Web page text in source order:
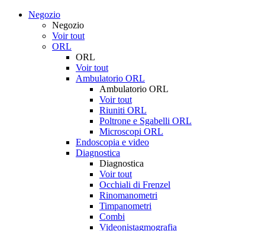
Negozio
Negozio
Voir tout
ORL
ORL
Voir tout
Ambulatorio ORL
Ambulatorio ORL
Voir tout
Riuniti ORL
Poltrone e Sgabelli ORL
Microscopi ORL
Endoscopia e video
Diagnostica
Diagnostica
Voir tout
Occhiali di Frenzel
Rinomanometri
Timpanometri
Combi
Videonistagmografia